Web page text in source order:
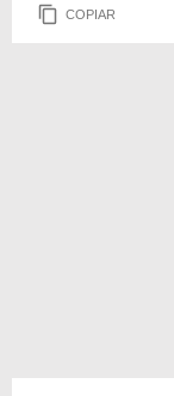
COPIAR